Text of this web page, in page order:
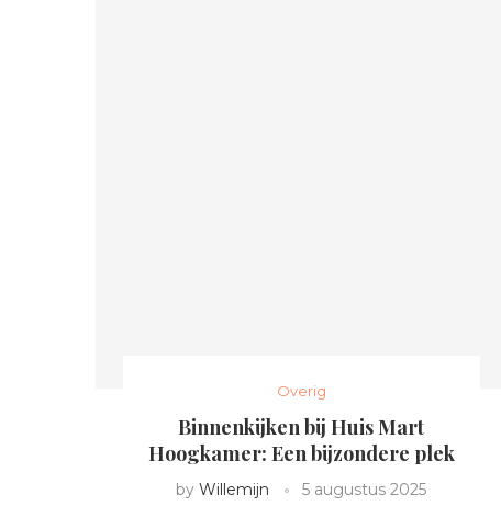
Overig
Binnenkijken bij Huis Mart
Hoogkamer: Een bijzondere plek
byWillemijn 5 augustus 2025